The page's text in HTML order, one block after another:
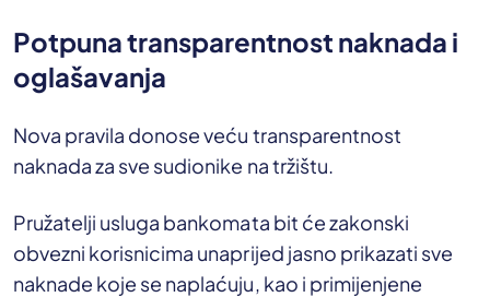
Potpuna transparentnost naknada i
oglašavanja
Nova pravila donose veću transparentnost
naknada za sve sudionike na tržištu.
Pružatelji usluga bankomata bit će zakonski
obvezni korisnicima unaprijed jasno prikazati sve
naknade koje se naplaćuju, kao i primijenjene